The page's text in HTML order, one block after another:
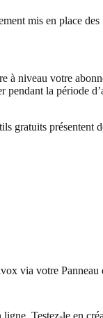
mis en place
à niveau votre
la période
gratuits présentent
via votre